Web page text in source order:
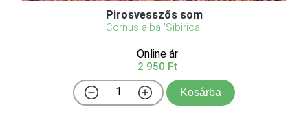
Pirosvesszős som
Cornus alba 'Sibirica'
Online ár
2 950 Ft
Kosárba